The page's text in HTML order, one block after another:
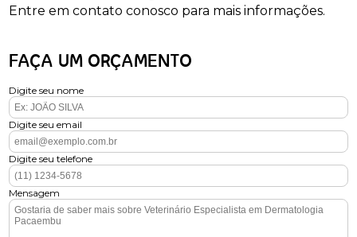
Entre em contato conosco para mais informações.
FAÇA UM ORÇAMENTO
Digite seu nome
Digite seu email
Digite seu telefone
Mensagem